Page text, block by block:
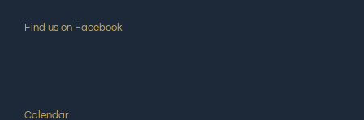
Find us on Facebook
Calendar